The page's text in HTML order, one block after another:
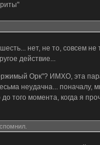
нет, не то, совсем
действие...
Орк"? ИМХО, эта
неудачна... поначалу,
того момента, когда я